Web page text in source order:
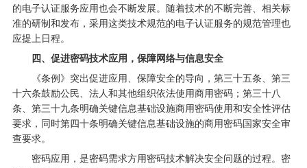
的电子认证服务应用也会不断发展。随着技术的不断完善、相关标
准的研制和发布，采用这类技术规范的电子认证服务的规范管理也
应提上日程。
四、促进密码技术应用，保障网络与信息安全
《条例》突出促进应用、保障安全的导向，第三十五条、第三
十六条鼓励公民、法人和其他组织依法使用商用密码；第三十八
条、第三十九条明确关键信息基础设施商用密码使用和安全性评估
要求，同时第四十条明确关键信息基础设施的商用密码国家安全审
查要求。
密码应用，是密码需求方用密码技术解决安全问题的过程。密